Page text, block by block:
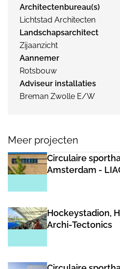
Architectenbureau(s)
Lichtstad Architecten
Landschapsarchitect
Zijaanzicht
Aannemer
Rotsbouw
Adviseur installaties
Breman Zwolle E/W
Meer projecten
Circulaire
Amsterdam -
Hockeystadion,
Archi-Tectonics